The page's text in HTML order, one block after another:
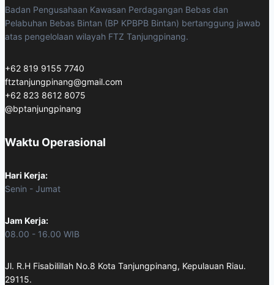
Badan Pengusahaan Kawasan Perdagangan Bebas dan
Pelabuhan Bebas Bintan (BP KPBPB Bintan) bertanggung jawab
atas pengelolaan wilayah FTZ Tanjungpinang.
+62 819 9155 7740
ftztanjungpinang@gmail.com
+62 823 8612 8075
@bptanjungpinang
Waktu Operasional
Hari Kerja:
Senin - Jumat
Jam Kerja:
08.00 - 16.00 WIB
Jl. R.H Fisabilillah No.8 Kota Tanjungpinang, Kepulauan Riau.
29115.